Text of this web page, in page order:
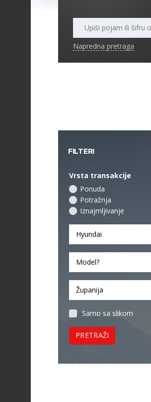
Napredna pretraga
FILTERI
Vrsta transakcije
Ponuda
Potražnja
Iznajmljivanje
Hyundai
Model?
Županija
Samo sa slikom
PRETRAŽI